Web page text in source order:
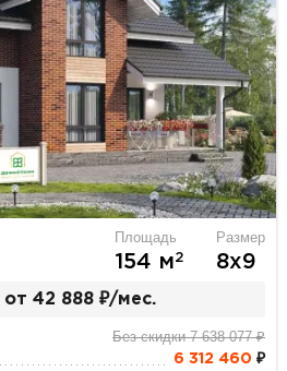
Площадь
154 м2
Размер
8х9
от 42 888 ₽/мес.
Без скидки 7 638 077 ₽
6 312 460 ₽